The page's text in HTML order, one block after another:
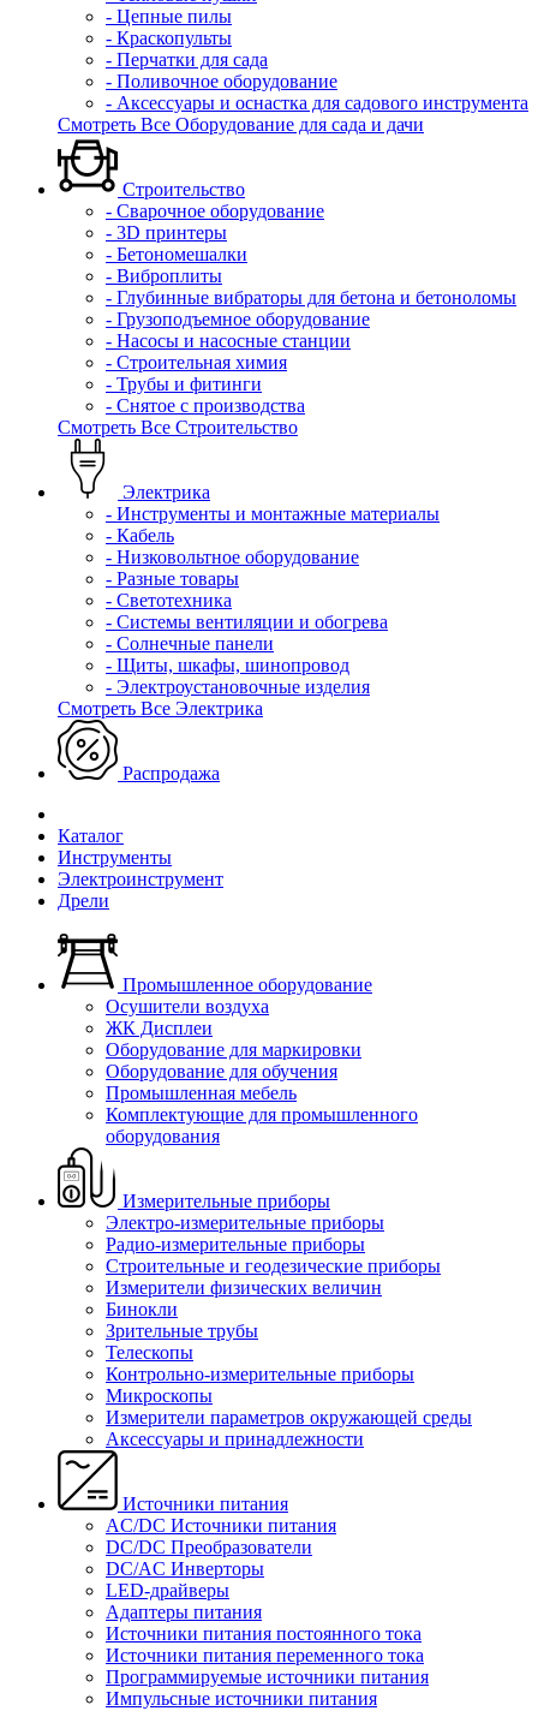
- Цепные пилы
- Краскопульты
- Перчатки для сада
- Поливочное оборудование
- Аксессуары и оснастка для садового инструмента
Смотреть Все Оборудование для сада и дачи
Строительство
- Сварочное оборудование
- 3D принтеры
- Бетономешалки
- Виброплиты
- Глубинные вибраторы для бетона и бетоноломы
- Грузоподъемное оборудование
- Насосы и насосные станции
- Строительная химия
- Трубы и фитинги
- Снятое с производства
Смотреть Все Строительство
Электрика
- Инструменты и монтажные материалы
- Кабель
- Низковольтное оборудование
- Разные товары
- Светотехника
- Системы вентиляции и обогрева
- Солнечные панели
- Щиты, шкафы, шинопровод
- Электроустановочные изделия
Смотреть Все Электрика
Распродажа
Каталог
Инструменты
Электроинструмент
Дрели
Промышленное оборудование
Осушители воздуха
ЖК Дисплеи
Оборудование для маркировки
Оборудование для обучения
Промышленная мебель
Комплектующие для промышленного
оборудования
Измерительные приборы
Электро-измерительные приборы
Радио-измерительные приборы
Строительные и геодезические приборы
Измерители физических величин
Бинокли
Зрительные трубы
Телескопы
Контрольно-измерительные приборы
Микроскопы
Измерители параметров окружающей среды
Аксессуары и принадлежности
Источники питания
AC/DC Источники питания
DC/DC Преобразователи
DC/AC Инверторы
LED-драйверы
Адаптеры питания
Источники питания постоянного тока
Источники питания переменного тока
Программируемые источники питания
Импульсные источники питания